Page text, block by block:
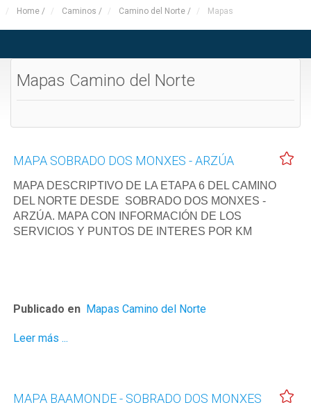
Home / Caminos / Camino del Norte / Mapas
Mapas Camino del Norte
MAPA SOBRADO DOS MONXES - ARZÚA
MAPA DESCRIPTIVO DE LA ETAPA 6 DEL CAMINO
DEL NORTE DESDE SOBRADO DOS MONXES -
ARZÚA. MAPA CON INFORMACIÓN DE LOS
SERVICIOS Y PUNTOS DE INTERES POR KM
Publicado en Mapas Camino del Norte
Leer más ...
MAPA BAAMONDE - SOBRADO DOS MONXES